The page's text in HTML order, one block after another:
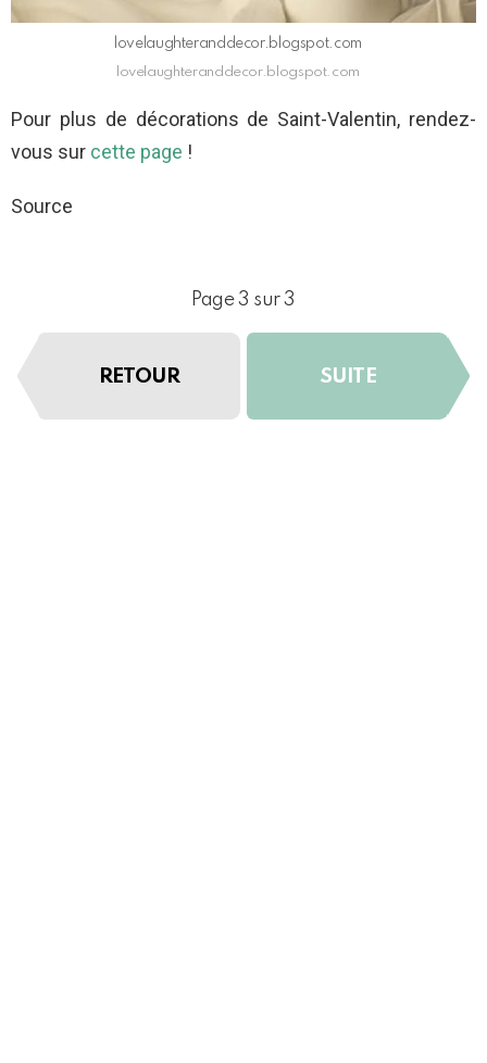
lovelaughteranddecor.blogspot.com
lovelaughteranddecor.blogspot.com
Pour plus de décorations de Saint-Valentin, rendez-
vous sur cette page !
Source
Page 3 sur 3
RETOUR SUITE